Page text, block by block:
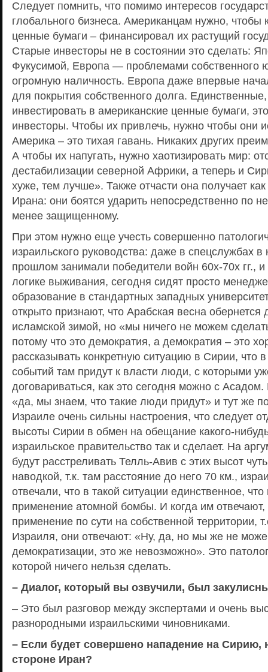
Следует помнить, что помимо интересов
глобального бизнеса. Американцам нужно, чтобы
ценные бумаги – финансировал их растущий
Старые инвесторы не в состоянии это сделать:
Фукусимой, Европа — проблемами собственного
огромную наличность. Европа даже впервые
для покрытия собственного долга.
инвестировать в американские ценные бумаги,
инвесторы. Чтобы их привлечь, нужно чтобы они
Америка – это тихая гавань. Никаких других
А чтобы их напугать, нужно хаотизировать мир:
дестабилизации северной Африки, а теперь и
хуже, тем лучше». Также отчасти она получает
Ирана: они боятся ударить непосредственно по
менее защищенному.
При этом нужно еще учесть совершенно
израильского руководства: даже в спецслужбах в
прошлом занимали победители войн 60х-70х гг.,
логике выживания, сегодня сидят просто
образование в стандартных западных
открыто признают, что Арабская весна
исламской зимой, но «мы ничего не можем
потому что это демократия, а демократия – это
рассказывать конкретную ситуацию в Сирии, что в
событий там придут к власти люди, с которыми
договариваться, как это сегодня можно с
«да, мы знаем, что такие люди придут» и тут же
Израиле очень сильны настроения, что следует
высоты Сирии в обмен на обещание какого-
израильское правительство так и сделает. На
будут расстреливать Телль-Авив с этих высот
наводкой, т.к. там расстояние до него 70 км.,
отвечали, что в такой ситуации единственное, что
применение атомной бомбы. И когда им отвечают,
применение по сути на собственной территории,
Израиля, они отвечают: «Ну, да, но мы же не
демократизации, это же невозможно». Это
которой ничего нельзя сделать.
– Диалог, который вы озвучили, был
– Это был разговор между экспертами и очень
разнородными израильскими чиновниками.
– Если будет совершено нападение на Сирию,
стороне Иран?